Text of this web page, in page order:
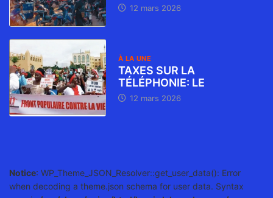
12 mars 2026
À LA UNE
TAXES SUR LA
TÉLÉPHONIE: LE
12 mars 2026
Notice: WP_Theme_JSON_Resolver::get_user_data(): Error
when decoding a theme.json schema for user data. Syntax